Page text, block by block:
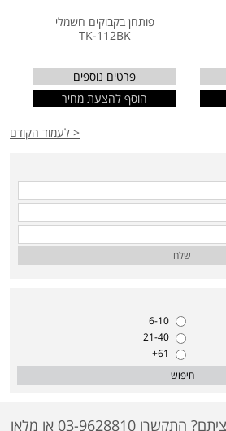
פותחן בקבוקים חשמלי
TK-112BK
פרטים נוספים
הוסף להצעת מחיר
< לעמוד הקודם
שלח
6-10
21-40
61+
חיפוש
לא מצאתם את מה שרציתם? התקשרו 03-9628810 או מלאו